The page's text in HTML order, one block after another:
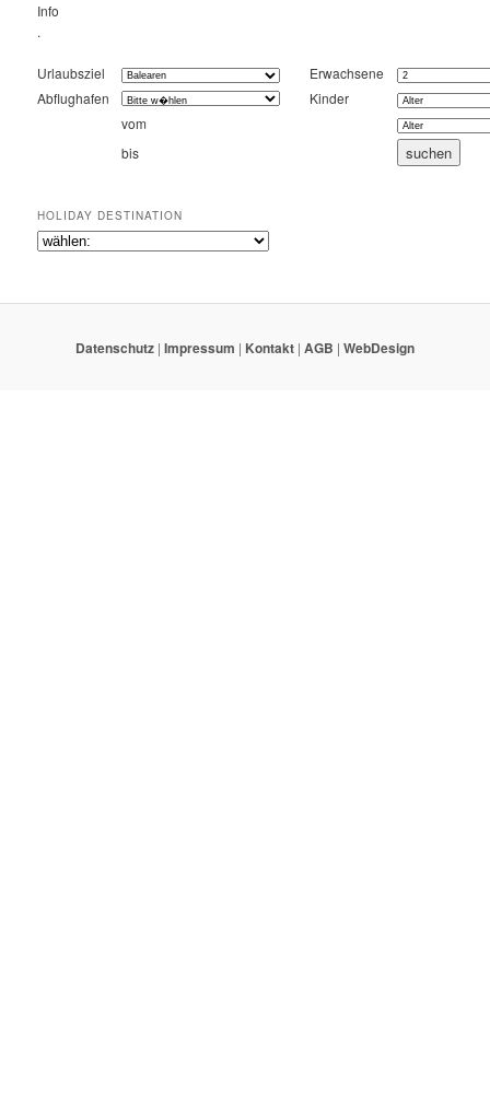
Info
.
Urlaubsziel
Erwachsene
Abflughafen
Kinder
vom
bis
HOLIDAY DESTINATION
Datenschutz | Impressum | Kontakt | AGB | WebDesign